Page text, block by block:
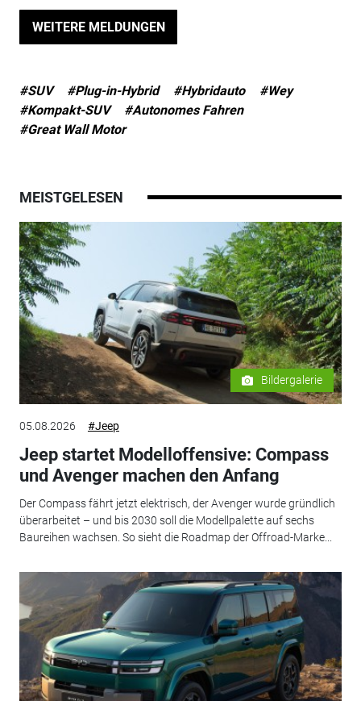
WEITERE MELDUNGEN
#SUV #Plug-in-Hybrid #Hybridauto
#Wey
#Kompakt-SUV
#Autonomes Fahren
#Great Wall Motor
MEISTGELESEN
Bildergalerie
05.08.2026 #Jeep
Jeep startet Modelloffensive: Compass
und Avenger machen den Anfang
Der Compass fährt jetzt elektrisch, der Avenger wurde gründlich
überarbeitet – und bis 2030 soll die Modellpalette auf sechs
Baureihen wachsen. So sieht die Roadmap der Offroad-Marke...